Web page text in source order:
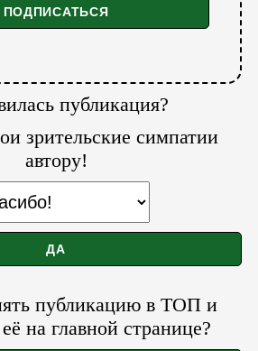
публикация?
зрительские симпатии
автору!
публикацию в ТОП и
на главной странице?